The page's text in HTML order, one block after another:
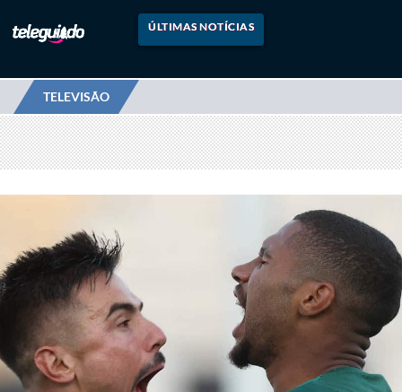
ÚLTIMAS NOTÍCIAS
TELEVISÃO